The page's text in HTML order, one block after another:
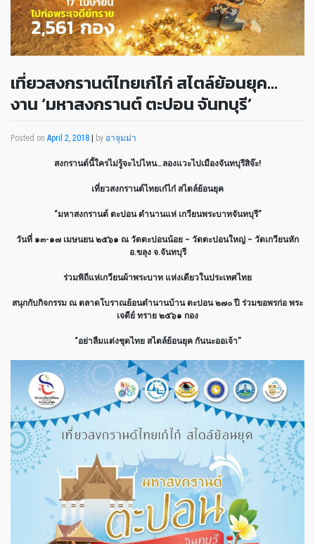
เที่ยวสงกรานต์ไทยเก๋ไก๋ สไตล์ย้อนยุค…
งาน ‘มหาสงกรานต์ ตะปอน จันทบุรี’
Posted on April 2, 2018 | by อาจุมม่า
สงกรานต์นี้ใครไม่รู้จะไปไหน…ลองแวะไปเมืองจันทบุรีสิจ๊ะ!
เที่ยวสงกรานต์ไทยเก๋ไก๋ สไตล์ย้อนยุค
“มหาสงกรานต์ ตะปอน ตำนานแห่ เกวียนพระบาทจันทบุรี”
วันที่ ๑๓-๑๗ เมษนยน ๒๕๖๑ ณ วัดตะปอนน้อย – วัดตะปอนใหญ่ – วัดเกวียนหัก
อ.ขลุง จ.จันทบุรี
ร่วมพิถีแห่เกวียนผ้าพระบาท แห่งเดียวในประเทศไทย
สนุกกับกิจกรรม ณ ตลาดโบราณย้อนตำนานบ้าน ตะปอน ๒๗๐ ปี ร่วมขอพรก่อ พระ
เจดีย์ ทราย ๒๕๖๑ กอง
“อย่าลืมแต่งชุดไทย สไตล์ย้อนยุค กันนะออเจ้า”